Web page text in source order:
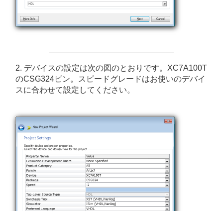
2. デバイスの設定は次の図のとおりです。XC7A100T
のCSG324ピン。スピードグレードはお使いのデバイ
スに合わせて設定してください。